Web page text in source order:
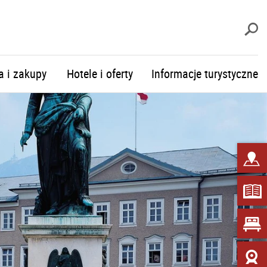
i zakupy Hotele i oferty Informacje turystyczne